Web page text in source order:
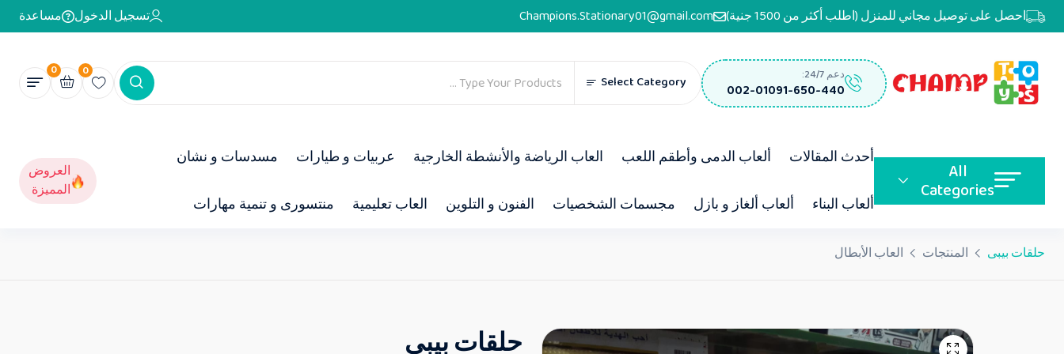
احصل على توصيل مجاني للمنزل (اطلب أكثر من 1500 جنية) Champions.Stationary01@gmail.com تسجيل الدخول مساعدة
دعم 24/7:
002-01091-650-440
Select Category
0
0
All
Categories
أحدث المقالات ألعاب الدمى وأطقم اللعب العاب الرياضة والأنشطة الخارجية عربيات و طيارات مسدسات و نشان
ألعاب البناء ألعاب ألغاز و بازل مجسمات الشخصيات الفنون و التلوين العاب تعليمية منتسورى و تنمية مهارات
العروض
المميزة
حلقات بيبى المنتجات العاب الأبطال
حلقات بيبى